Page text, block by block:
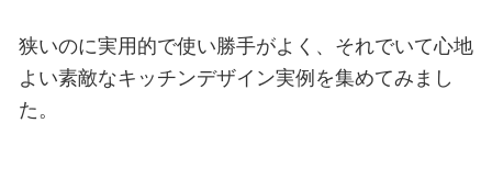
狭いのに実用的で使い勝手がよく、それでいて心地
よい素敵なキッチンデザイン実例を集めてみまし
た。